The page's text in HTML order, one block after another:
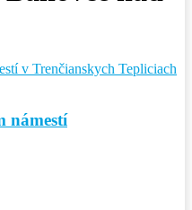
námestí